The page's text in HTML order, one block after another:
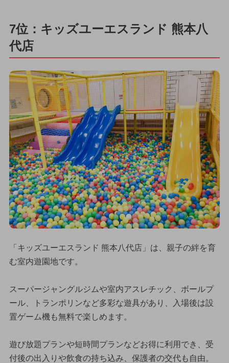
7位：キッズユーエスランド 熊本八
代店
「キッズユーエスランド 熊本八代店」は、親子の絆を育
む室内遊園地です。
スーパージャングルジムや室内アスレチック、ボールプ
ール、トランポリンなど多彩な遊具があり、入場後は設
置ゲーム機も無料で楽しめます。
遊び放題プランや短時間プランなどお得に利用でき、受
付後の出入りや飲食の持ち込み、保護者の交代も自由。